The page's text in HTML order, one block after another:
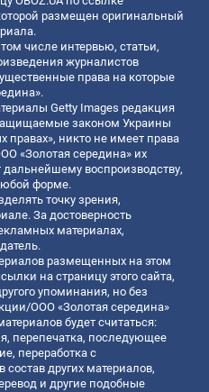
размещен оригинальный
числе интервью, статьи,
журналистов
права на которые
Getty Images редакция
законом Украины
правах», никто не имеет права
«Золотая середина» их
воспроизводству,
форме.
точку зрения,
За достоверность
материалах,
размещенных на этом
на страницу этого сайта,
упоминания, но без
ООО «Золотая середина»
будет считаться:
перепечатка, последующее
переработка с
других материалов,
и другие подобные